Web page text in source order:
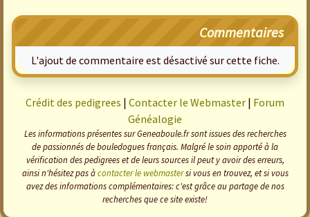
Commentaires
L'ajout de commentaire est désactivé sur cette fiche.
Crédit des pedigrees | Contacter le Webmaster | Forum
Généalogie
Les informations présentes sur Geneaboule.fr sont issues des recherches
de passionnés de bouledogues français. Malgré le soin apporté à la
vérification des pedigrees et de leurs sources il peut y avoir des erreurs,
ainsi n'hésitez pas àcontacter le webmastersi vous en trouvez, et si vous
avez des informations complémentaires: c'est grâce au partage de nos
recherches que ce site existe!